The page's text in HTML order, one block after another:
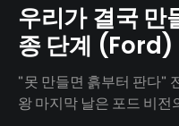
우리가 결국 만
종 단계 (Ford)
"못 만들면 흙부터 판다"
왕 마지막 날은 포드 비전의 완성을 목격합니다. 리버 루지